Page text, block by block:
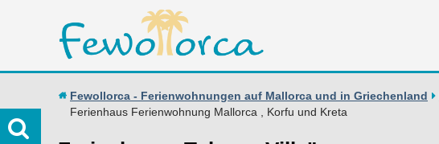
Fewollorca - Ferienwohnungen auf Mallorca und in Griechenland
Ferienhaus Ferienwohnung Mallorca , Korfu und Kreta